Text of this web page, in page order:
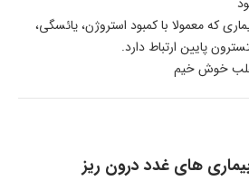
که معمولا با کمبود استروژن، یائسگی،
پایین ارتباط دارد.
خوش خیم
های غدد درون ریز